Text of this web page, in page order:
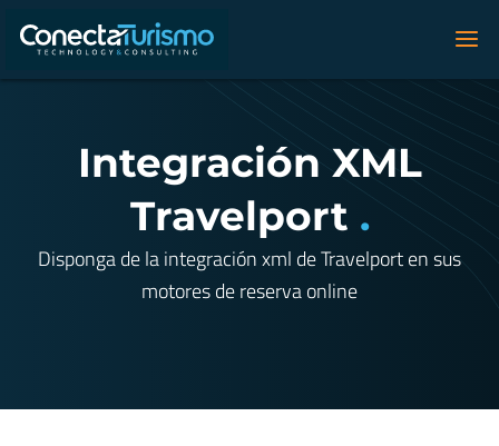
Integración XML
Travelport .
Disponga de la integración xml de Travelport en sus
motores de reserva online